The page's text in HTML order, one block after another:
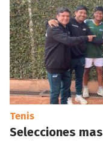
Tenis
Selecciones